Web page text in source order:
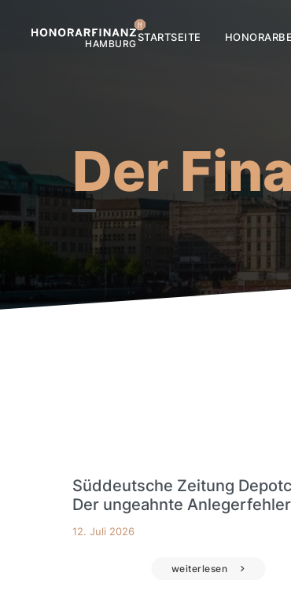
STARTSEITE
Der
Süddeutsche Zeitung
Der ungeahnte Anlegerfehler
12. Juli 2026
weiterlesen